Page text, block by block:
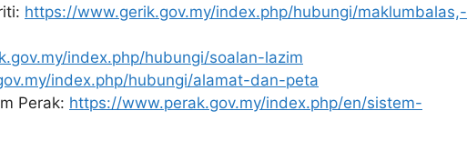
https://www.gerik.gov.my/index.php/hubungi/maklumbalas,-
index.php/hubungi/soalan-lazim
index.php/hubungi/alamat-dan-peta
Perak: https://www.perak.gov.my/index.php/en/sistem-